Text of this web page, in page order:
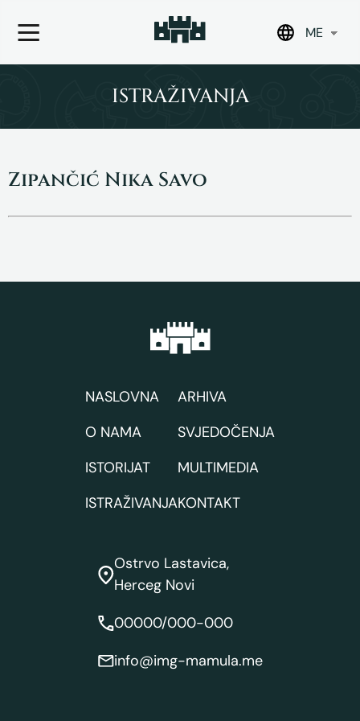
ME
ISTRAŽIVANJA
Zipančić Nika Savo
NASLOVNA
O NAMA
ISTORIJAT
ISTRAŽIVANJA
ARHIVA
SVJEDOČENJA
MULTIMEDIA
KONTAKT
Ostrvo Lastavica,
Herceg Novi
00000/000-000
info@img-mamula.me